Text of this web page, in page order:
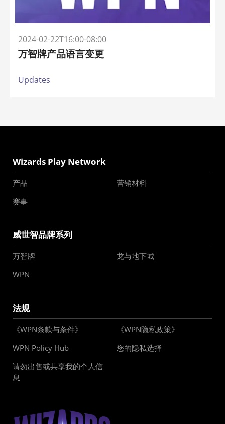
2024-02-22T16:00-08:00
万智牌产品语言变更
Updates
Wizards Play Network
产品
营销材料
赛事
威世智品牌系列
万智牌
龙与地下城
WPN
法规
《WPN条款与条件》
《WPN隐私政策》
WPN Policy Hub
您的隐私选择
请勿出售或共享我的个人信
息